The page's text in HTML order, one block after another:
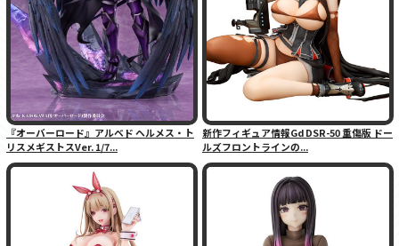
『オーバーロード』アルベド ヘルメス・ト
リスメギストスVer. 1/7...
新作フィギュア情報Gd DSR-50 重傷版 ドー
ルズフロントラインの...